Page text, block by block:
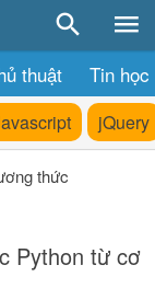
thuật Tin học
jQuery
thức
Python từ cơ